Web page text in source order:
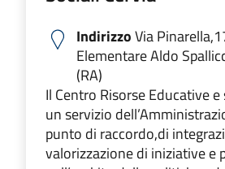
IndirizzoVia
Elementare Aldo
(RA)
Il Centro Risorse Educative e
un servizio
punto di raccordo,di
valorizzazione di iniziative e